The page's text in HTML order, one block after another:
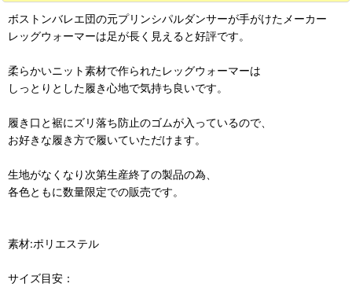
ボストンバレエ団の元プリンシパルダンサーが手がけたメーカー
レッグウォーマーは足が長く見えると好評です。
柔らかいニット素材で作られたレッグウォーマーは
しっとりとした履き心地で気持ち良いです。
履き口と裾にズリ落ち防止のゴムが入っているので、
お好きな履き方で履いていただけます。
生地がなくなり次第生産終了の製品の為、
各色ともに数量限定での販売です。
素材:ポリエステル
サイズ目安：